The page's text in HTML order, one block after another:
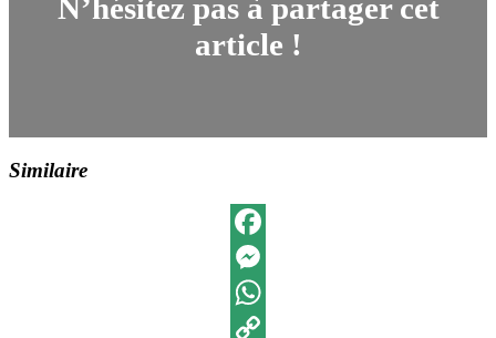
N’hésitez pas à partager cet
article !
Similaire
Facebook
Messenger
WhatsApp